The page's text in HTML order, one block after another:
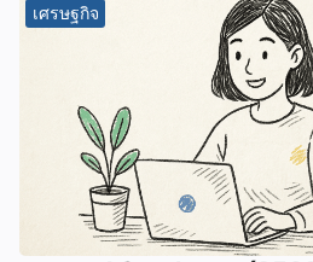
เศรษฐกิจ